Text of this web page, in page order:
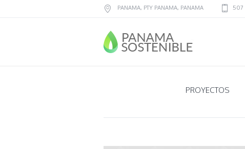
PANAMA, PTY PANAMA, PANAMA 507
PROYECTOS